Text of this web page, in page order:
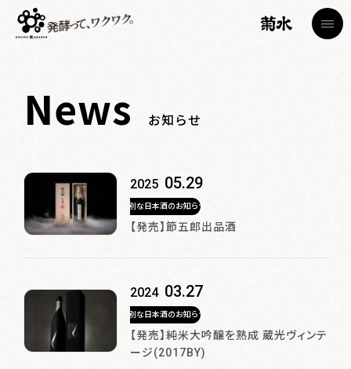
TOP
蔵見学菊水日本酒文化研究所・節五郎蔵
Brewery Tour
Cafe
ショップ
Shop
News お知らせ
2025 05.29
特別な日本酒のお知らせ
【発売】節五郎出品酒
2024 03.27
特別な日本酒のお知らせ
【発売】純米大吟醸を熟成 蔵光ヴィンテ
ージ(2017BY)